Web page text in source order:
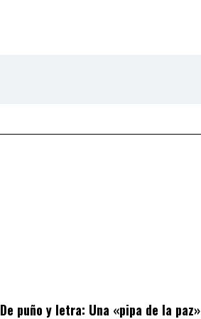
De puño y letra: Una «pipa de la paz»